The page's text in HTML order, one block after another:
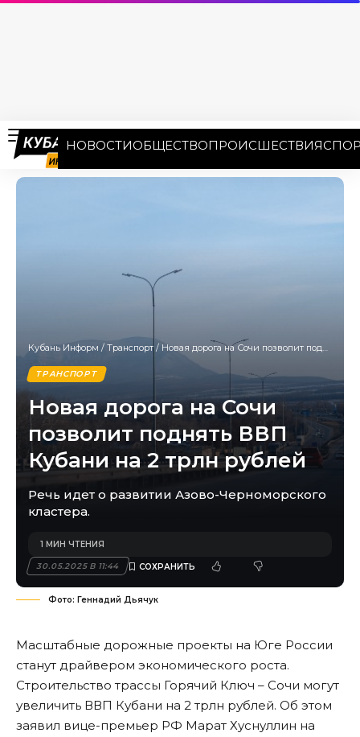
НОВОСТИОБЩЕСТВОПРОИСШЕСТВИЯ
Кубань Информ / Транспорт/ Новая дорога на Сочи позволит поднять ВВП Кубани на 2 трлн рублей
ТРАНСПОРТ
Новая дорога на Сочи
позволит поднять ВВП
Кубани на 2 трлн рублей
Речь идет о развитии Азово-Черноморского
кластера.
30.05.2025 В 11:44
1 МИН ЧТЕНИЯ
Фото: Геннадий Дьячук
Масштабные дорожные проекты на Юге России
станут драйвером экономического роста.
Строительство трассы Горячий Ключ – Сочи могут
увеличить ВВП Кубани на 2 трлн рублей. Об этом
заявил вице-премьер РФ Марат Хуснуллин на